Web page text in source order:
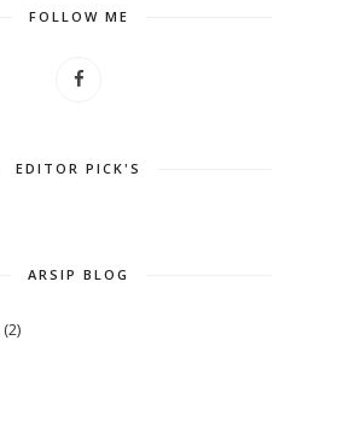
FOLLOW ME
EDITOR PICK'S
ARSIP BLOG
(2)